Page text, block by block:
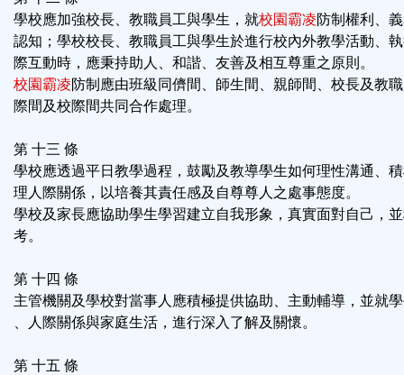
學校應加強校長、教職員工與學生，就校園霸凌防制權利、
認知；學校校長、教職員工與學生於進行校內外教學活動、
際互動時，應秉持助人、和諧、友善及相互尊重之原則。
校園霸凌防制應由班級同儕間、師生間、親師間、校長及教
際間及校際間共同合作處理。
第 十三 條
學校應透過平日教學過程，鼓勵及教導學生如何理性溝通、
理人際關係，以培養其責任感及自尊尊人之處事態度。
學校及家長應協助學生學習建立自我形象，真實面對自己，
考。
第 十四 條
主管機關及學校對當事人應積極提供協助、主動輔導，並就
、人際關係與家庭生活，進行深入了解及關懷。
第 十五 條